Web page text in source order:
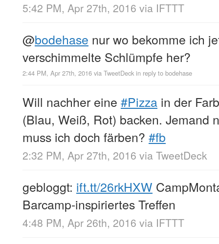
5:42 PM, Apr 27th, 2016 via IFTTT
@bodehase nur wo bekomme ich
verschimmelte Schlümpfe her?
2:44 PM, Apr 27th, 2016 via TweetDeck in reply to bodehase
Will nachher eine #Pizza in der
(Blau, Weiß, Rot) backen. Jemand
muss ich doch färben? #fb
2:32 PM, Apr 27th, 2016 via TweetDeck
gebloggt: ift.tt/26rkHXW
Barcamp-inspiriertes Treffen
4:48 PM, Apr 26th, 2016 via IFTTT